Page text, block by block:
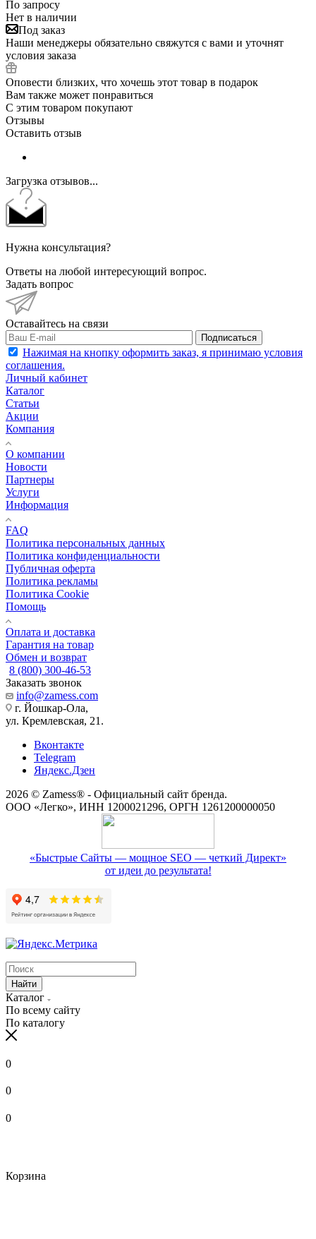
По запросу
Нет в наличии
Под заказ
Наши менеджеры обязательно свяжутся с вами и уточнят
условия заказа
Оповести близких, что хочешь этот товар в подарок
Вам также может понравиться
С этим товаром покупают
Отзывы
Оставить отзыв
Загрузка отзывов...
Нужна консультация?
Ответы на любой интересующий вопрос.
Задать вопрос
Оставайтесь на связи
Подписаться
Нажимая на кнопку оформить заказ, я принимаю условия
соглашения.
Личный кабинет
Каталог
Статьи
Акции
Компания
О компании
Новости
Партнеры
Услуги
Информация
FAQ
Политика персональных данных
Политика конфиденциальности
Публичная оферта
Политика рекламы
Политика Cookie
Помощь
Оплата и доставка
Гарантия на товар
Обмен и возврат
8 (800) 300-46-53
Заказать звонок
info@zamess.com
г. Йошкар-Ола,
ул. Кремлевская, 21.
Вконтакте
Telegram
Яндекс.Дзен
2026 © Zamess® - Официальный сайт бренда.
ООО «Легко», ИНН 1200021296, ОРГН 1261200000050
«Быстрые Сайты — мощное SEO — четкий Директ»
от идеи до результата!
Найти
Каталог
По всему сайту
По каталогу
0
0
0
Корзина